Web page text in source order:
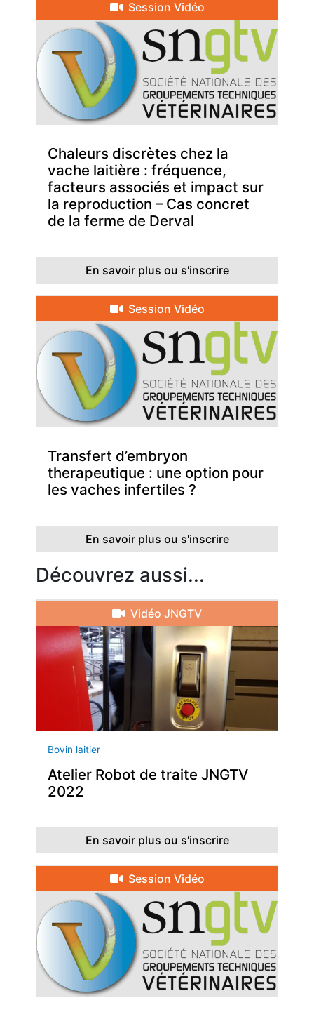
Session Vidéo
Chaleurs discrètes chez la
vache laitière : fréquence,
facteurs associés et impact sur
la reproduction – Cas concret
de la ferme de Derval
En savoir plus ou s'inscrire
Session Vidéo
Transfert d’embryon
therapeutique : une option pour
les vaches infertiles ?
En savoir plus ou s'inscrire
Découvrez aussi...
Vidéo JNGTV
Bovin laitier
Atelier Robot de traite JNGTV
2022
En savoir plus ou s'inscrire
Session Vidéo